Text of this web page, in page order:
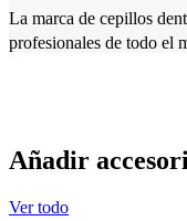
La marca de cepillos
profesionales de todo el
Añadir
Ver todo